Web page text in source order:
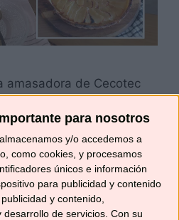
para nosotros
almacenamos y/o accedemos a
como cookies, y procesamos
únicos e información
para publicidad y contenido
y contenido,
de servicios. Con su
amasadora de Cecotec
LUXURY BLACK? Hace
a mis manos y estoy
un diseño muy
aluminio fundido y
con pantalla
y temporizador y bol
…
Leer más